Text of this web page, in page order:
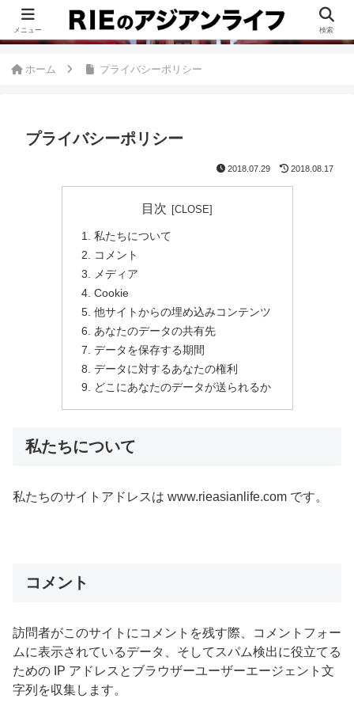
このブログは、台湾が好きすぎて移住したRieがグルメ、観光、生活・ビジネ
ス情報、アジア旅経験などをまとめた台湾ブログです。
ホーム プライバシーポリシー
プライバシーポリシー
2018.07.29 2018.08.17
目次
私たちについて
コメント
メディア
Cookie
他サイトからの埋め込みコンテンツ
あなたのデータの共有先
データを保存する期間
データに対するあなたの権利
どこにあなたのデータが送られるか
私たちについて
私たちのサイトアドレスは www.rieasianlife.com です。
コメント
訪問者がこのサイトにコメントを残す際、コメントフォー
ムに表示されているデータ、そしてスパム検出に役立てる
ための IP アドレスとブラウザーユーザーエージェント文
字列を収集します。
メニュー 検索